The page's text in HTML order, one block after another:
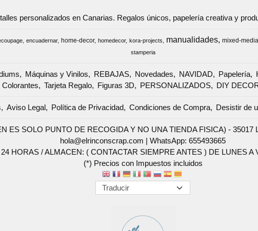
personalizados en Canarias. Regalos únicos, papelería creativa y
encuadernar home-decor homedecor kora-projects manualidades mixed-media
stamperia
Máquinas y Vinilos REBAJAS Novedades NAVIDAD Papelería
Colorantes
Tarjeta Regalo Figuras 3D PERSONALIZADOS DIY
Aviso Legal Política de Privacidad Condiciones de Compra Desistir de
ES SOLO PUNTO DE RECOGIDA Y NO UNA TIENDA FISICA) -
hola@elrinconscrap.com |WhatsApp: 655493665
HORAS / ALMACEN: ( CONTACTAR SIEMPRE ANTES ) DE LUNES A
(*) Precios con Impuestos incluidos